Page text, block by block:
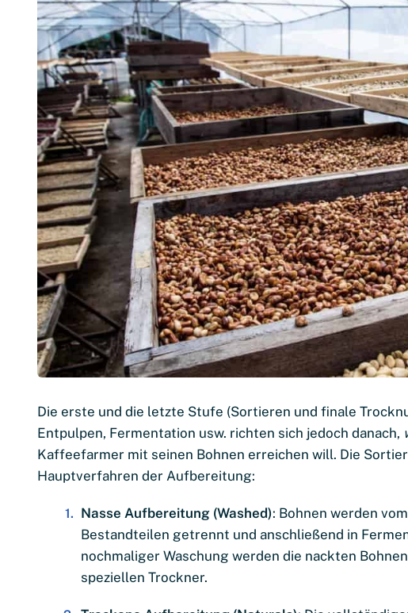
Die erste und die letzte Stufe (Sortieren und finale
Entpulpen, Fermentation usw. richten sich jedoch danach,
Kaffeefarmer mit seinen Bohnen erreichen will. Die
Hauptverfahren der Aufbereitung:
Nasse Aufbereitung (Washed): Bohnen werden
Bestandteilen getrennt und anschließend in
nochmaliger Waschung werden die nackten
speziellen Trockner.